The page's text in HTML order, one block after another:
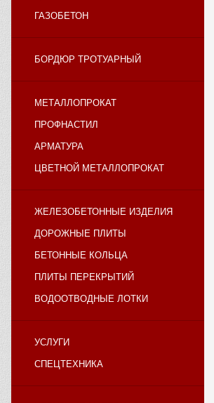
ГАЗОБЕТОН
БОРДЮР ТРОТУАРНЫЙ
МЕТАЛЛОПРОКАТ
ПРОФНАСТИЛ
АРМАТУРА
ЦВЕТНОЙ МЕТАЛЛОПРОКАТ
ЖЕЛЕЗОБЕТОННЫЕ ИЗДЕЛИЯ
ДОРОЖНЫЕ ПЛИТЫ
БЕТОННЫЕ КОЛЬЦА
ПЛИТЫ ПЕРЕКРЫТИЙ
ВОДООТВОДНЫЕ ЛОТКИ
УСЛУГИ
СПЕЦТЕХНИКА